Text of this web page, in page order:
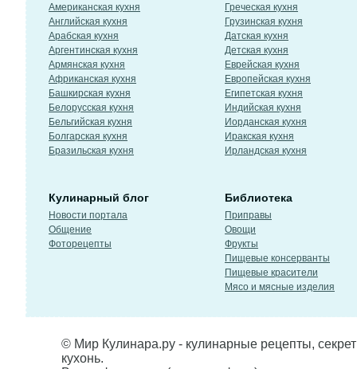
Американская кухня
Английская кухня
Арабская кухня
Аргентинская кухня
Армянская кухня
Африканская кухня
Башкирская кухня
Белорусская кухня
Бельгийская кухня
Болгарская кухня
Бразильская кухня
Греческая кухня
Грузинская кухня
Датская кухня
Детская кухня
Еврейская кухня
Европейская кухня
Египетская кухня
Индийская кухня
Иорданская кухня
Иракская кухня
Ирландская кухня
Кулинарный блог
Новости портала
Общение
Фоторецепты
Библиотека
Приправы
Овощи
Фрукты
Пищевые консерванты
Пищевые красители
Мясо и мясные изделия
© Мир Кулинара.ру - кулинарные рецепты,
кухонь.